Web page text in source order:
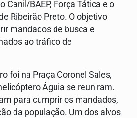
Canil/BAEP, Força Tática e o
Ribeirão Preto. O objetivo
mandados de busca e
ao tráfico de
foi na Praça Coronel Sales,
Águia se reuniram.
para cumprir os mandados,
da população. Um dos alvos